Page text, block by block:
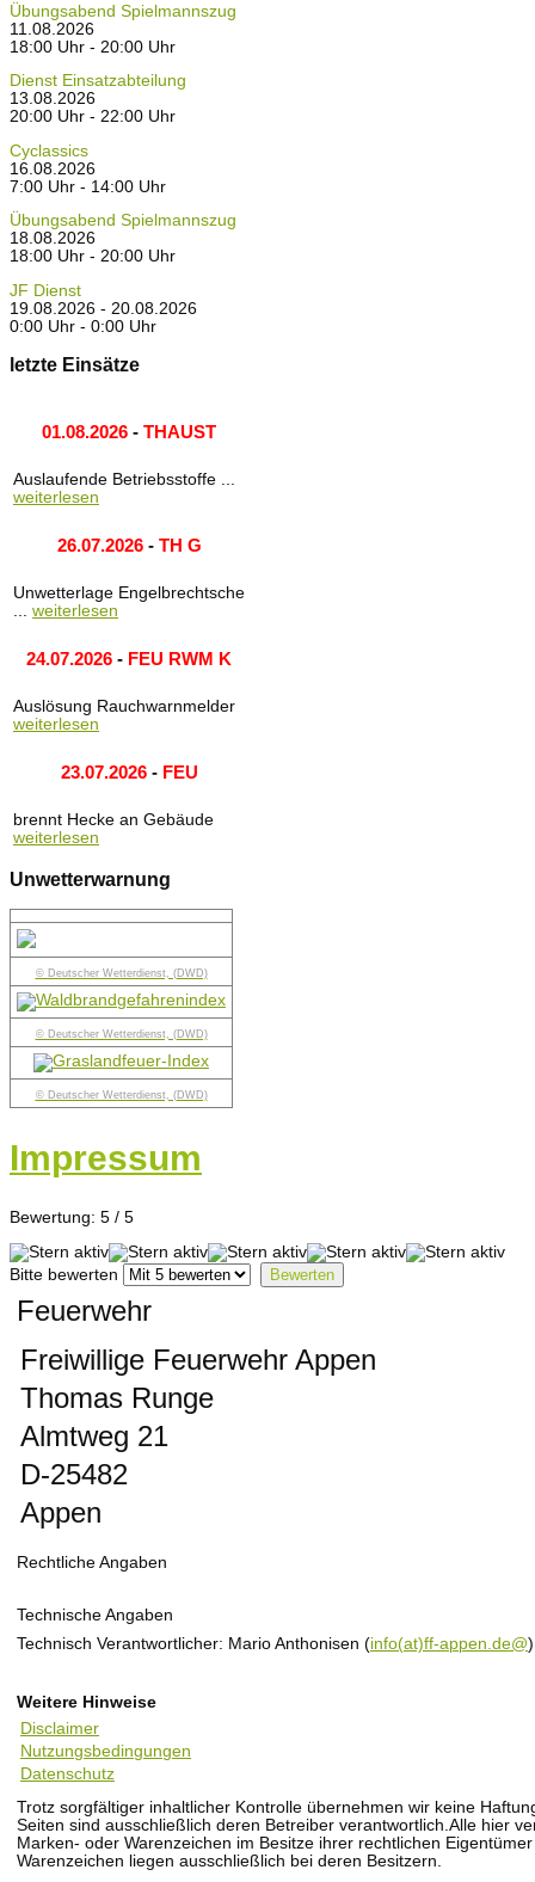
Übungsabend Spielmannszug
11.08.2026
18:00 Uhr - 20:00 Uhr
Dienst Einsatzabteilung
13.08.2026
20:00 Uhr - 22:00 Uhr
Cyclassics
16.08.2026
7:00 Uhr - 14:00 Uhr
Übungsabend Spielmannszug
18.08.2026
18:00 Uhr - 20:00 Uhr
JF Dienst
19.08.2026 - 20.08.2026
0:00 Uhr - 0:00 Uhr
letzte Einsätze
01.08.2026 - THAUST
Auslaufende Betriebsstoffe ...
weiterlesen
26.07.2026- TH G
Unwetterlage Engelbrechtsche
... weiterlesen
24.07.2026 - FEU RWM K
Auslösung Rauchwarnmelder
weiterlesen
23.07.2026- FEU
brennt Hecke an Gebäude
weiterlesen
Unwetterwarnung
© Deutscher Wetterdienst, (DWD)
© Deutscher Wetterdienst, (DWD)
© Deutscher Wetterdienst, (DWD)
Impressum
Bewertung: 5 / 5
Bitte bewerten
Feuerwehr
Freiwillige Feuerwehr Appen
Thomas Runge
Almtweg 21
D-25482
Appen
Rechtliche Angaben
Technische Angaben
Technisch Verantwortlicher: Mario Anthonisen (info(at)ff-appen.de@
Weitere Hinweise
Disclaimer
Nutzungsbedingungen
Datenschutz
Trotz sorgfältiger inhaltlicher Kontrolle übernehmen wir keine
Seiten sind ausschließlich deren Betreiber verantwortlich.Alle hier
Marken- oder Warenzeichen im Besitze ihrer rechtlichen
Warenzeichen liegen ausschließlich bei deren Besitzern.